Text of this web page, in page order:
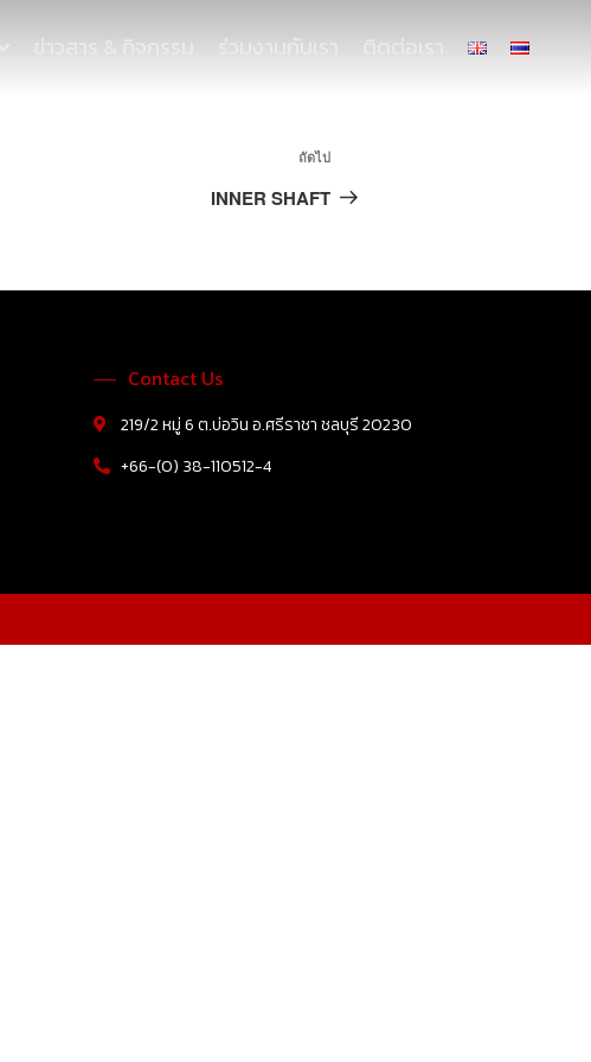
ข่าวสาร & กิจกรรม ร่วมงานกับเรา ติดต่อเรา
ถัดไป
INNER SHAFT
Contact Us
219/2 หมู่ 6 ต.บ่อวิน อ.ศรีราชา ชลบุรี 20230
+66-(0) 38-110512-4